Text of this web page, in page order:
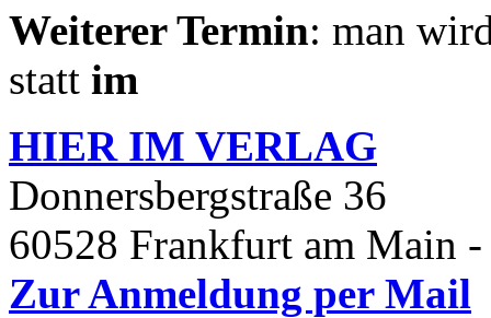
Weiterer Termin: man
statt im
HIER IM VERLAG
Donnersbergstraße 36
60528 Frankfurt am Main
Zur Anmeldung per Mail